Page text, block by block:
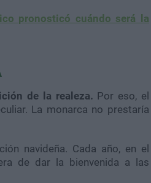
pronosticó cuándo será la
de la realeza. Por eso, el
La monarca no prestaría
navideña. Cada año, en el
de dar la bienvenida a las